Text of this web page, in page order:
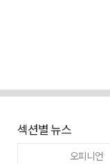
섹션별 뉴스
오피니언